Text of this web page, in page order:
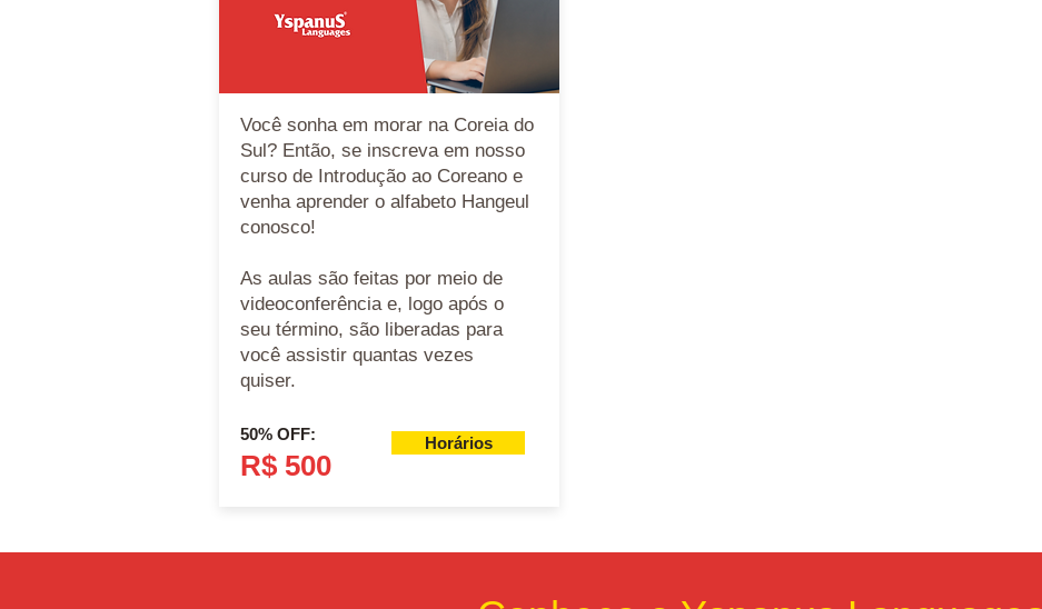
Você sonha em morar na Coreia do
Sul? Então, se inscreva em nosso
curso de Introdução ao Coreano e
venha aprender o alfabeto Hangeul
conosco!
As aulas são feitas por meio de
videoconferência e, logo após o
seu término, são liberadas para
você assistir quantas vezes
quiser.
50% OFF:
R$ 500
Horários